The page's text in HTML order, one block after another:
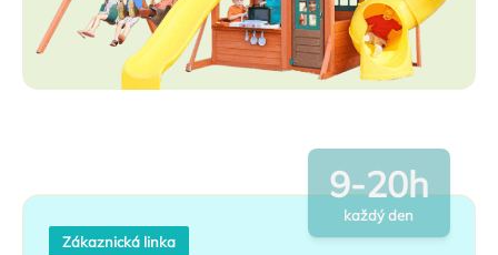
Zákaznická linka
9-20h
každý den